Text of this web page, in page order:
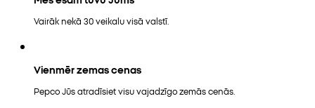
Vairāk nekā 30 veikalu visā valstī.
Vienmēr zemas cenas
Pepco Jūs atradīsiet visu vajadzīgo zemās cenās.